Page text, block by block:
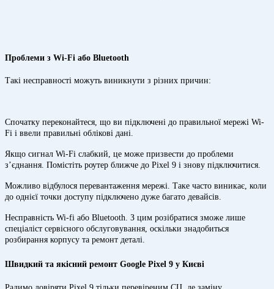
Проблеми з Wi-Fi або Bluetooth
Такі несправності можуть виникнути з різних причин:
Спочатку переконайтеся, що ви підключені до правильної мережі Wi-
Fi і ввели правильні облікові дані.
Якщо сигнал Wi-Fi слабкий, це може призвести до проблеми
з’єднання. Помістіть роутер ближче до Pixel 9 і знову підключитися.
Можливо відбулося перевантаження мережі. Таке часто виникає, коли
до однієї точки доступу підключено дуже багато девайсів.
Несправність Wi-fi або Bluetooth. З цим розібратися зможе лише
спеціаліст сервісного обслуговування, оскільки знадобиться
розбирання корпусу та ремонт деталі.
Швидкий та якісний ремонт Google Pixel 9 у Києві